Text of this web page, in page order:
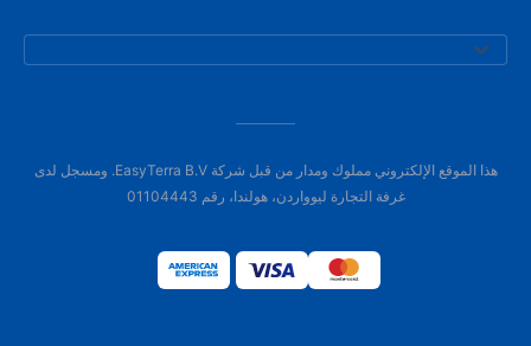
هذا الموقع الإلكتروني مملوك ومدار من قبل شركة EasyTerra B.V. ومسجل لدى
غرفة التجارة ليوواردن، هولندا، رقم 01104443